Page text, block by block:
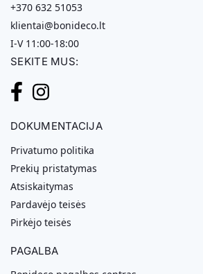
+370 632 51053
klientai@bonideco.lt
I-V 11:00-18:00
SEKITE MUS:
DOKUMENTACIJA
Privatumo politika
Prekių pristatymas
Atsiskaitymas
Pardavėjo teisės
Pirkėjo teisės
PAGALBA